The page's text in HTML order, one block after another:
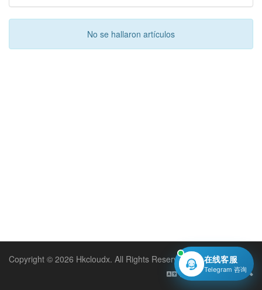
No se hallaron artículos
Copyright © 2026 Hkcloudx. All Rights Reserved.
Español
在线客服
Telegram 咨询